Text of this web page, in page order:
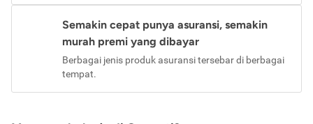
Semakin cepat punya asuransi, semakin
murah premi yang dibayar
Berbagai jenis produk asuransi tersebar di berbagai
tempat.